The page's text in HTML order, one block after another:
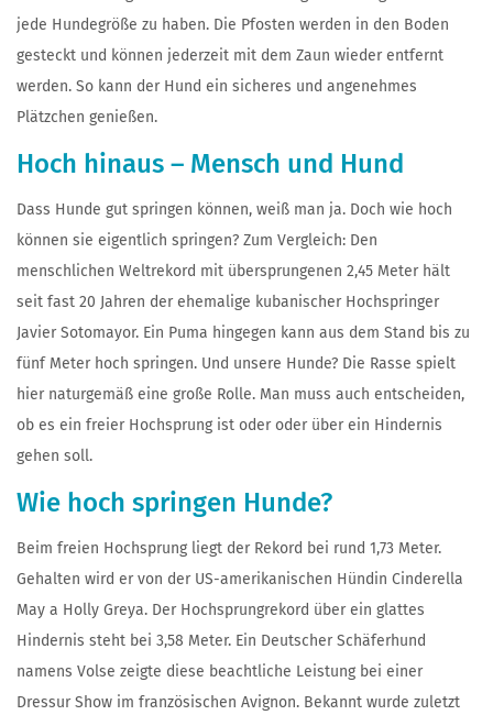
jede Hundegröße zu haben. Die Pfosten werden in den Boden
gesteckt und können jederzeit mit dem Zaun wieder entfernt
werden. So kann der Hund ein sicheres und angenehmes
Plätzchen genießen.
Hoch hinaus – Mensch und Hund
Dass Hunde gut springen können, weiß man ja. Doch wie hoch
können sie eigentlich springen? Zum Vergleich: Den
menschlichen Weltrekord mit übersprungenen 2,45 Meter hält
seit fast 20 Jahren der ehemalige kubanischer Hochspringer
Javier Sotomayor. Ein Puma hingegen kann aus dem Stand bis zu
fünf Meter hoch springen. Und unsere Hunde? Die Rasse spielt
hier naturgemäß eine große Rolle. Man muss auch entscheiden,
ob es ein freier Hochsprung ist oder oder über ein Hindernis
gehen soll.
Wie hoch springen Hunde?
Beim freien Hochsprung liegt der Rekord bei rund 1,73 Meter.
Gehalten wird er von der US-amerikanischen Hündin Cinderella
May a Holly Greya. Der Hochsprungrekord über ein glattes
Hindernis steht bei 3,58 Meter. Ein Deutscher Schäferhund
namens Volse zeigte diese beachtliche Leistung bei einer
Dressur Show im französischen Avignon. Bekannt wurde zuletzt